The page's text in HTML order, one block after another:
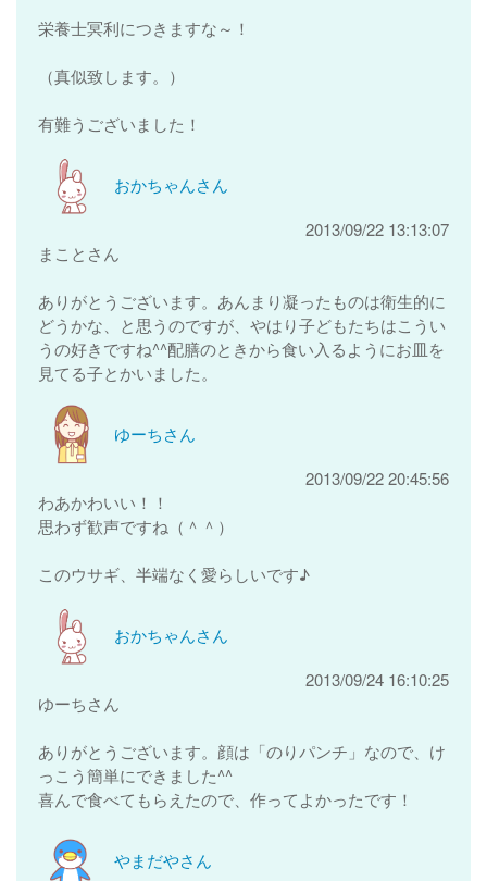
栄養士冥利につきますな～！
（真似致します。）
有難うございました！
おかちゃんさん
2013/09/22 13:13:07
まことさん
ありがとうございます。あんまり凝ったものは衛生的に
どうかな、と思うのですが、やはり子どもたちはこうい
うの好きですね^^配膳のときから食い入るようにお皿を
見てる子とかいました。
ゆーちさん
2013/09/22 20:45:56
わあかわいい！！
思わず歓声ですね（＾＾）
このウサギ、半端なく愛らしいです♪
おかちゃんさん
2013/09/24 16:10:25
ゆーちさん
ありがとうございます。顔は「のりパンチ」なので、け
っこう簡単にできました^^
喜んで食べてもらえたので、作ってよかったです！
やまだやさん